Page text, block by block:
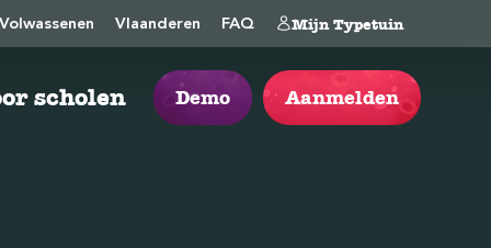
Volwassenen Vlaanderen FAQ Mijn Typetuin
scholen Demo Aanmelden